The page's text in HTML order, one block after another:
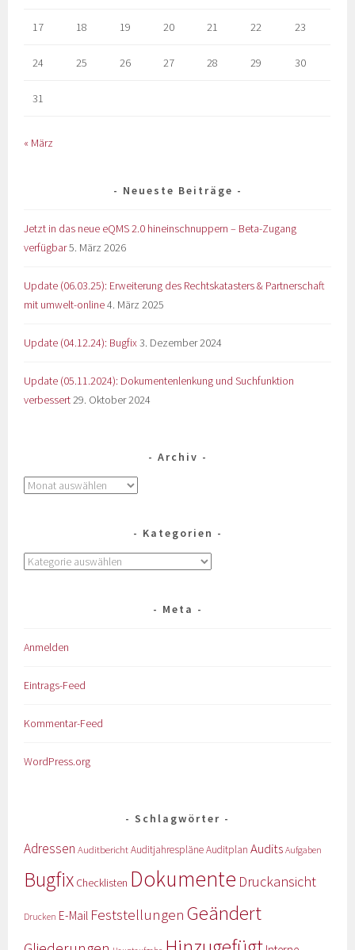
17 18 19 20 21 22 23
24 25 26 27 28 29 30
31
« März
Neueste Beiträge
Jetzt in das neue eQMS 2.0 hineinschnuppern – Beta-Zugang
verfügbar5. März 2026
Update (06.03.25): Erweiterung des Rechtskatasters & Partnerschaft
mit umwelt-online4. März 2025
Update (04.12.24): Bugfix3. Dezember 2024
Update (05.11.2024): Dokumentenlenkung und Suchfunktion
verbessert29. Oktober 2024
Archiv
Kategorien
Meta
Anmelden
Eintrags-Feed
Kommentar-Feed
WordPress.org
Schlagwörter
Adressen AuditberichtAuditjahrespläneAuditplan Audits Aufgaben
Bugfix Checklisten Dokumente Druckansicht
Drucken E-Mail Feststellungen Geändert